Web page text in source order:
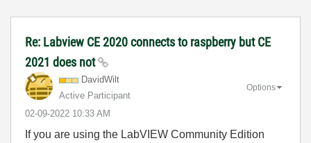
Re: Labview CE 2020 connects to raspberry but CE
2021 does not
DavidWilt
Active Participant
‎02-09-2022 10:33 AM
Options
If you are using the LabVIEW Community Edition